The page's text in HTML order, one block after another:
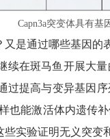
Capn3a突变体具有基
是通过哪些基因的
续在斑马鱼开展大
过提高与变异基因
也能激活体内遗传
实验证明无义突变